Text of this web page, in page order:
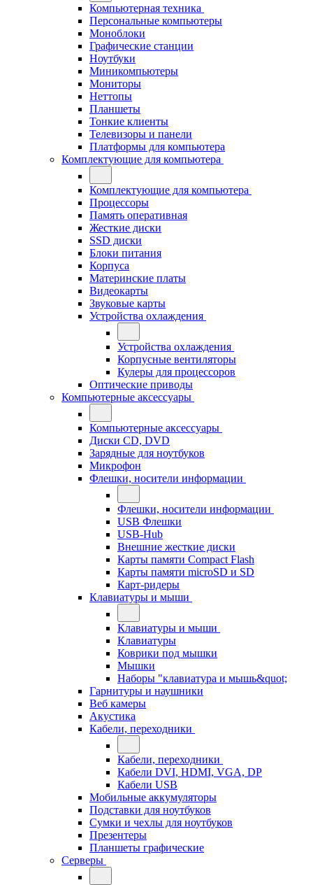
Компьютерная техника
Персональные компьютеры
Моноблоки
Графические станции
Ноутбуки
Миникомпьютеры
Мониторы
Неттопы
Планшеты
Тонкие клиенты
Телевизоры и панели
Платформы для компьютера
Комплектующие для компьютера
Комплектующие для компьютера
Процессоры
Память оперативная
Жесткие диски
SSD диски
Блоки питания
Корпуса
Материнские платы
Видеокарты
Звуковые карты
Устройства охлаждения
Устройства охлаждения
Корпусные вентиляторы
Кулеры для процессоров
Оптические приводы
Компьютерные аксессуары
Компьютерные аксессуары
Диски CD, DVD
Зарядные для ноутбуков
Микрофон
Флешки, носители информации
Флешки, носители информации
USB Флешки
USB-Hub
Внешние жесткие диски
Карты памяти Compact Flash
Карты памяти microSD и SD
Карт-ридеры
Клавиатуры и мыши
Клавиатуры и мыши
Клавиатуры
Коврики под мышки
Мышки
Наборы "клавиатура и мышь&quot;
Гарнитуры и наушники
Веб камеры
Акустика
Кабели, переходники
Кабели, переходники
Кабели DVI, HDMI, VGA, DP
Кабели USB
Мобильные аккумуляторы
Подставки для ноутбуков
Сумки и чехлы для ноутбуков
Презентеры
Планшеты графические
Серверы